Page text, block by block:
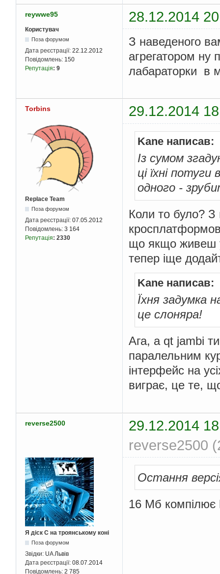
reywwe95 28.12.2014
Користувач
Поза форумом
Дата реєстрації: 22.12.2012
Повідомлень: 150
Репутація: 9
З наведеного
агрегатором ну
лабараторки в
Torbins 29.12.2014
Replace Team
Поза форумом
Дата реєстрації: 07.05.2012
Повідомлень: 3 164
Репутація: 2330
Kane написав:
Із сумом
ці їхні
одного -
Коли то було? З
що якщо живеш у
тепер іще
Kane написав:
Їхня задумка
це слоняра!
Ага, а qt jambi
паралельним
інтерфейс на
виграє, це те,
reverse2500
29.12.2014
reverse2500
Я діск С на троянському коні
Поза форумом
Звідки: UA Львів
Дата реєстрації: 08.07.2014
Повідомлень: 2 785
Остання
16 Мб компілює